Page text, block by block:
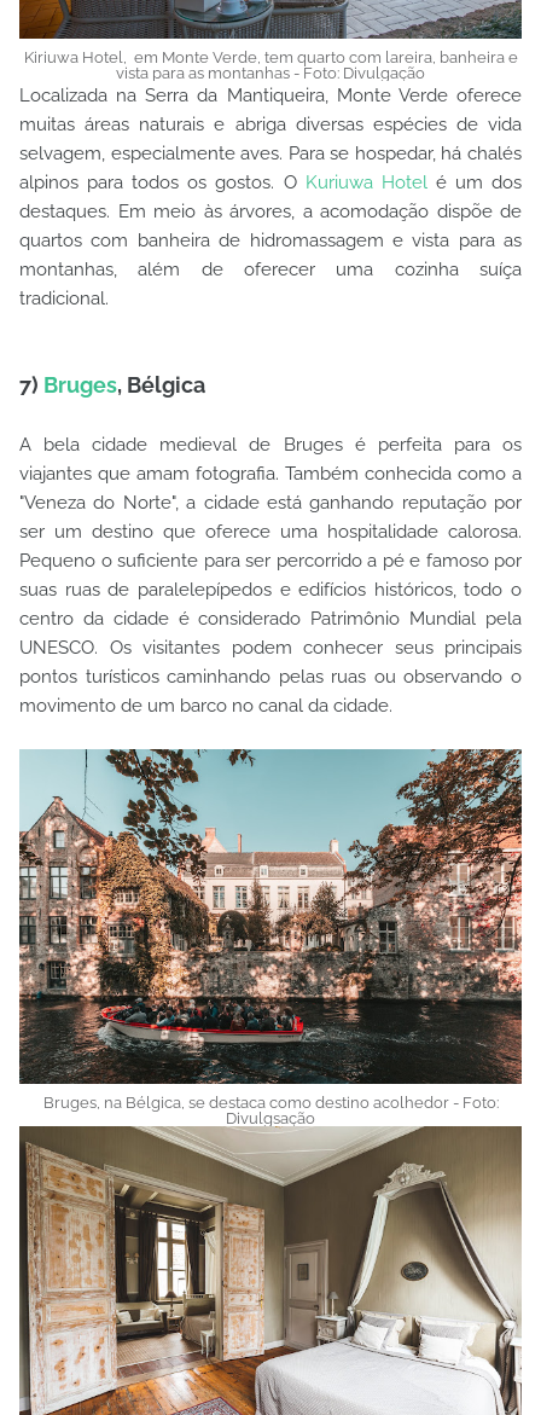
Kiriuwa Hotel, em Monte Verde, tem quarto com lareira, banheira e
vista para as montanhas - Foto: Divulgação
Localizada na Serra da Mantiqueira, Monte Verde oferece
muitas áreas naturais e abriga diversas espécies de vida
selvagem, especialmente aves. Para se hospedar, há chalés
alpinos para todos os gostos. O Kuriuwa Hotelé um dos
destaques. Em meio às árvores, a acomodação dispõe de
quartos com banheira de hidromassagem e vista para as
montanhas, além de oferecer uma cozinha suíça
tradicional.
7) Bruges, Bélgica
A bela cidade medieval de Bruges é perfeita para os
viajantes que amam fotografia. Também conhecida como a
"Veneza do Norte", a cidade está ganhando reputação por
ser um destino que oferece uma hospitalidade calorosa.
Pequeno o suficiente para ser percorrido a pé e famoso por
suas ruas de paralelepípedos e edifícios históricos, todo o
centro da cidade é considerado Patrimônio Mundial pela
UNESCO. Os visitantes podem conhecer seus principais
pontos turísticos caminhando pelas ruas ou observando o
movimento de um barco no canal da cidade.
Bruges, na Bélgica, se destaca como destino acolhedor - Foto:
Divulgsação